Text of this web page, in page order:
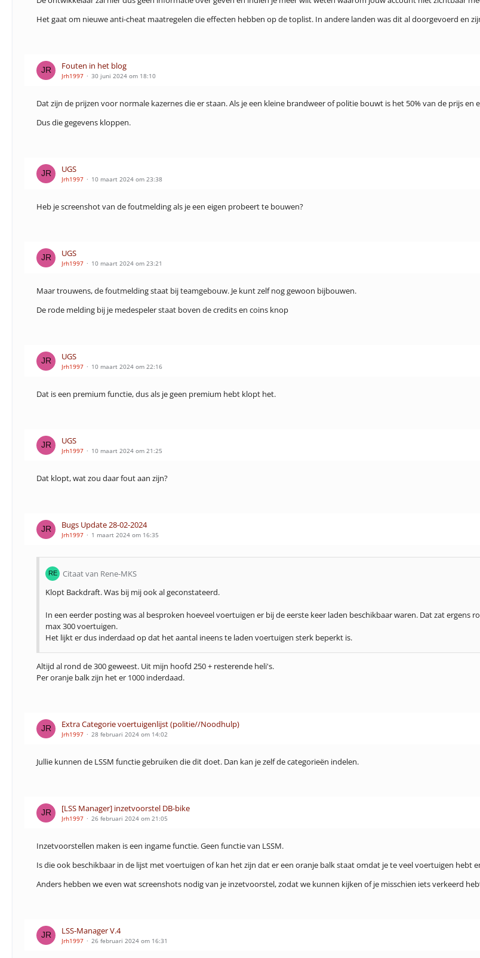
Het gaat om nieuwe anti-cheat maatregelen die effecten hebben op de toplist. In andere landen was dit al doorgevoerd en
Fouten in het blog
Jrh1997 30 juni 2024 om 18:10
Dat zijn de prijzen voor normale kazernes die er staan. Als je een kleine brandweer of politie bouwt is het 50% van de prijs en
Dus die gegevens kloppen.
UGS
Jrh1997 10 maart 2024 om 23:38
Heb je screenshot van de foutmelding als je een eigen probeert te bouwen?
UGS
Jrh1997 10 maart 2024 om 23:21
Maar trouwens, de foutmelding staat bij teamgebouw. Je kunt zelf nog gewoon bijbouwen.
De rode melding bij je medespeler staat boven de credits en coins knop
UGS
Jrh1997 10 maart 2024 om 22:16
Dat is een premium functie, dus als je geen premium hebt klopt het.
UGS
Jrh1997 10 maart 2024 om 21:25
Dat klopt, wat zou daar fout aan zijn?
Bugs Update 28-02-2024
Jrh1997 1 maart 2024 om 16:35
Citaat van Rene-MKS
Klopt Backdraft. Was bij mij ook al geconstateerd.
In een eerder posting was al besproken hoeveel voertuigen er bij de eerste keer laden beschikbaar waren. Dat zat
max 300 voertuigen.
Het lijkt er dus inderdaad op dat het aantal ineens te laden voertuigen sterk beperkt is.
Altijd al rond de 300 geweest. Uit mijn hoofd 250 + resterende heli's.
Per oranje balk zijn het er 1000 inderdaad.
Extra Categorie voertuigenlijst (politie//Noodhulp)
Jrh1997 28 februari 2024 om 14:02
Jullie kunnen de LSSM functie gebruiken die dit doet. Dan kan je zelf de categorieën indelen.
[LSS Manager] inzetvoorstel DB-bike
Jrh1997 26 februari 2024 om 21:05
Inzetvoorstellen maken is een ingame functie. Geen functie van LSSM.
Is die ook beschikbaar in de lijst met voertuigen of kan het zijn dat er een oranje balk staat omdat je te veel voertuigen hebt
Anders hebben we even wat screenshots nodig van je inzetvoorstel, zodat we kunnen kijken of je misschien iets verkeerd
LSS-Manager V.4
Jrh1997 26 februari 2024 om 16:31